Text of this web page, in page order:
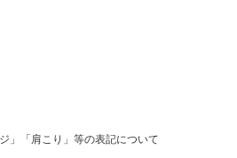
」「肩こり」等の表記について